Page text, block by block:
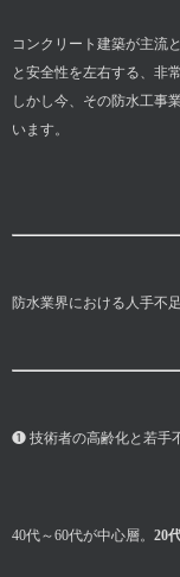
コンクリート建築が主流
と安全性を左右する、非
しかし今、その防水工事
います。
防水業界における人手不
❶ 技術者の高齢化と若手
40代～60代が中心層。 20